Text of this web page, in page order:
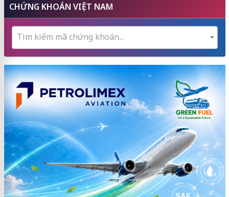
CHỨNG KHOÁN VIỆT NAM
Tìm kiếm mã chứng khoán...